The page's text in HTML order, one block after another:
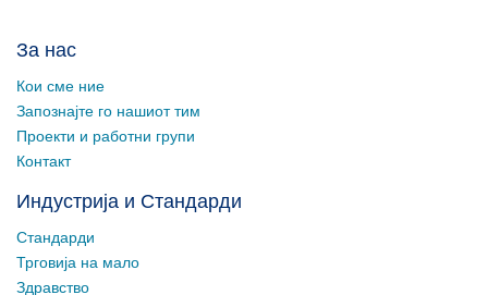
За нас
Кои сме ние
Запознајте го нашиот тим
Проекти и работни групи
Контакт
Индустрија и Стандарди
Стандарди
Трговија на мало
Здравство